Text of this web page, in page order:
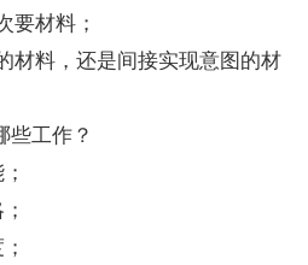
材料；
料，还是间接实现意图的材
工作？